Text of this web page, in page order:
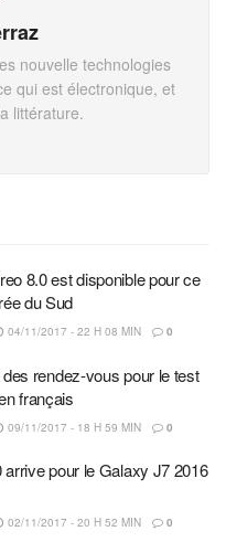
nouvelle technologies
qui est électronique, et
littérature.
8.0 est disponible pour ce
du Sud
04/11/2017 - 22 H 08 MIN 0
rendez-vous pour le test
français
09/11/2017 - 18 H 59 MIN 0
pour le Galaxy J7 2016
02/11/2017 - 20 H 52 MIN 0